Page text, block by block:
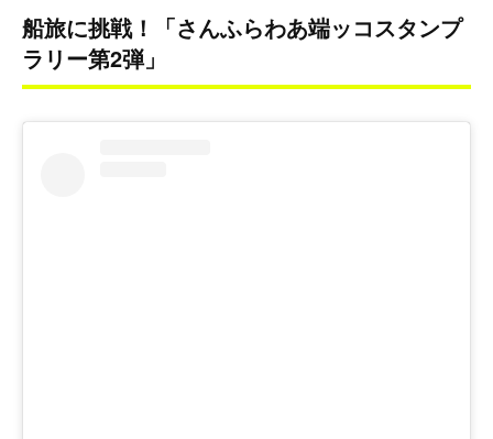
船旅に挑戦！「さんふらわあ端ッコスタンプ
ラリー第2弾」